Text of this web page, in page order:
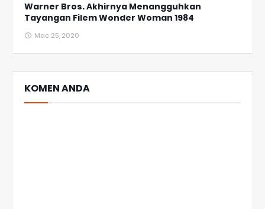
Warner Bros. Akhirnya Menangguhkan
Tayangan Filem Wonder Woman 1984
Mac 25, 2020
KOMEN ANDA